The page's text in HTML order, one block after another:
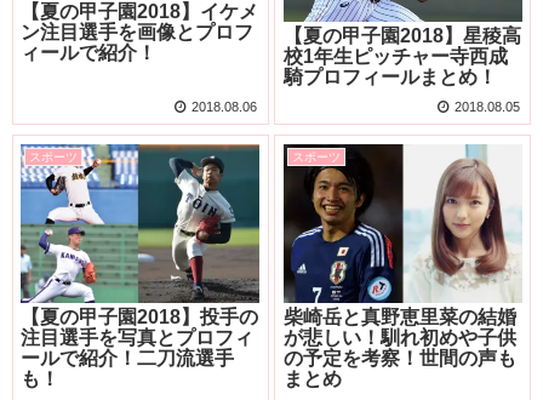
【夏の甲子園2018】イケメ
ン注目選手を画像とプロフ
ィールで紹介！
2018.08.06
【夏の甲子園2018】星稜高
校1年生ピッチャー寺西成
騎プロフィールまとめ！
2018.08.05
スポーツ
【夏の甲子園2018】投手の
注目選手を写真とプロフィ
ールで紹介！二刀流選手
も！
スポーツ
柴崎岳と真野恵里菜の結婚
が悲しい！馴れ初めや子供
の予定を考察！世間の声も
まとめ